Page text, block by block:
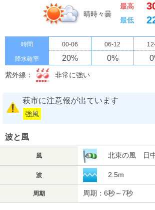
晴時々曇
最高
最低
時間 00-06 06-12
降水確率 20% 0% 0
紫外線： 非常に強い
萩市に注意報が出ています
強風
波と風
風 北東の風 日
波 2.5m
周期 周期：6秒～7秒